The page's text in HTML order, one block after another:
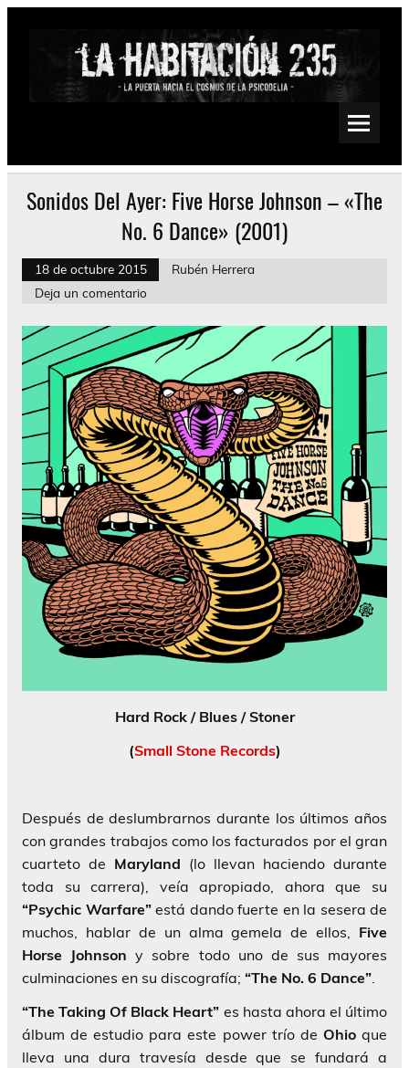
Saltar
Psychedelic, Stoner, Doom, Sludge, Fuzz, Space, Drone
Sonidos Del Ayer: Five Horse Johnson – «The
No. 6 Dance» (2001)
18 de octubre 2015
Rubén Herrera
Deja un comentario
Hard Rock / Blues / Stoner
(Small Stone Records)
Después de deslumbrarnos durante los últimos años
con grandes trabajos como los facturados por el gran
cuarteto de Maryland (lo llevan haciendo durante
toda su carrera), veía apropiado, ahora que su
“Psychic Warfare”está dando fuerte en la sesera de
muchos, hablar de un alma gemela de ellos, Five
Horse Johnson y sobre todo uno de sus mayores
culminaciones en su discografía; “The No. 6 Dance”.
“The Taking Of Black Heart” es hasta ahora el último
álbum de estudio para este power trío de Ohioque
lleva una dura travesía desde que se fundará a